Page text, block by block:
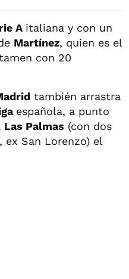
A italiana y con un
Martínez, quien es el
con 20
también arrastra
española, a punto
Las Palmas (con dos
, ex San Lorenzo) el